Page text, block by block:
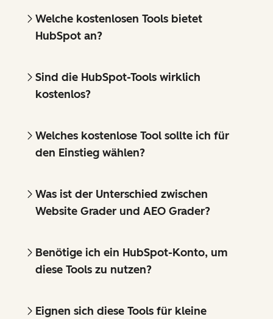
Welche kostenlosen Tools bietet
HubSpot an?
Sind die HubSpot-Tools wirklich
kostenlos?
Welches kostenlose Tool sollte ich für
den Einstieg wählen?
Was ist der Unterschied zwischen
Website Grader und AEO Grader?
Benötige ich ein HubSpot-Konto, um
diese Tools zu nutzen?
Eignen sich diese Tools für kleine